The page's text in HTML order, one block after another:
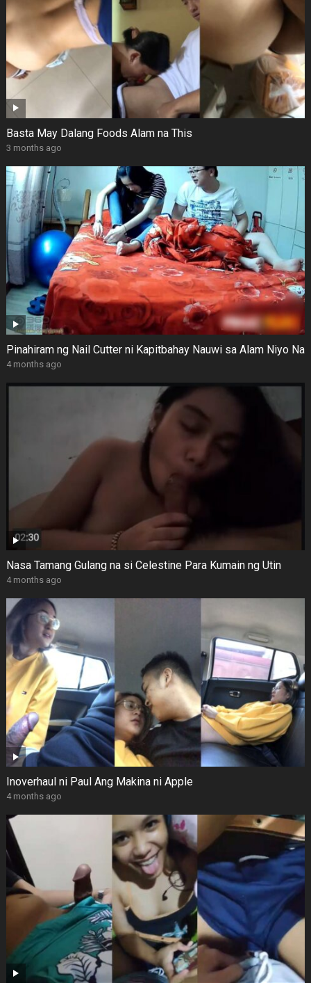
Basta May Dalang Foods Alam na This
3 months ago
Pinahiram ng Nail Cutter ni Kapitbahay Nauwi sa Alam Niyo Na
4 months ago
Nasa Tamang Gulang na si Celestine Para Kumain ng Utin
4 months ago
Inoverhaul ni Paul Ang Makina ni Apple
4 months ago